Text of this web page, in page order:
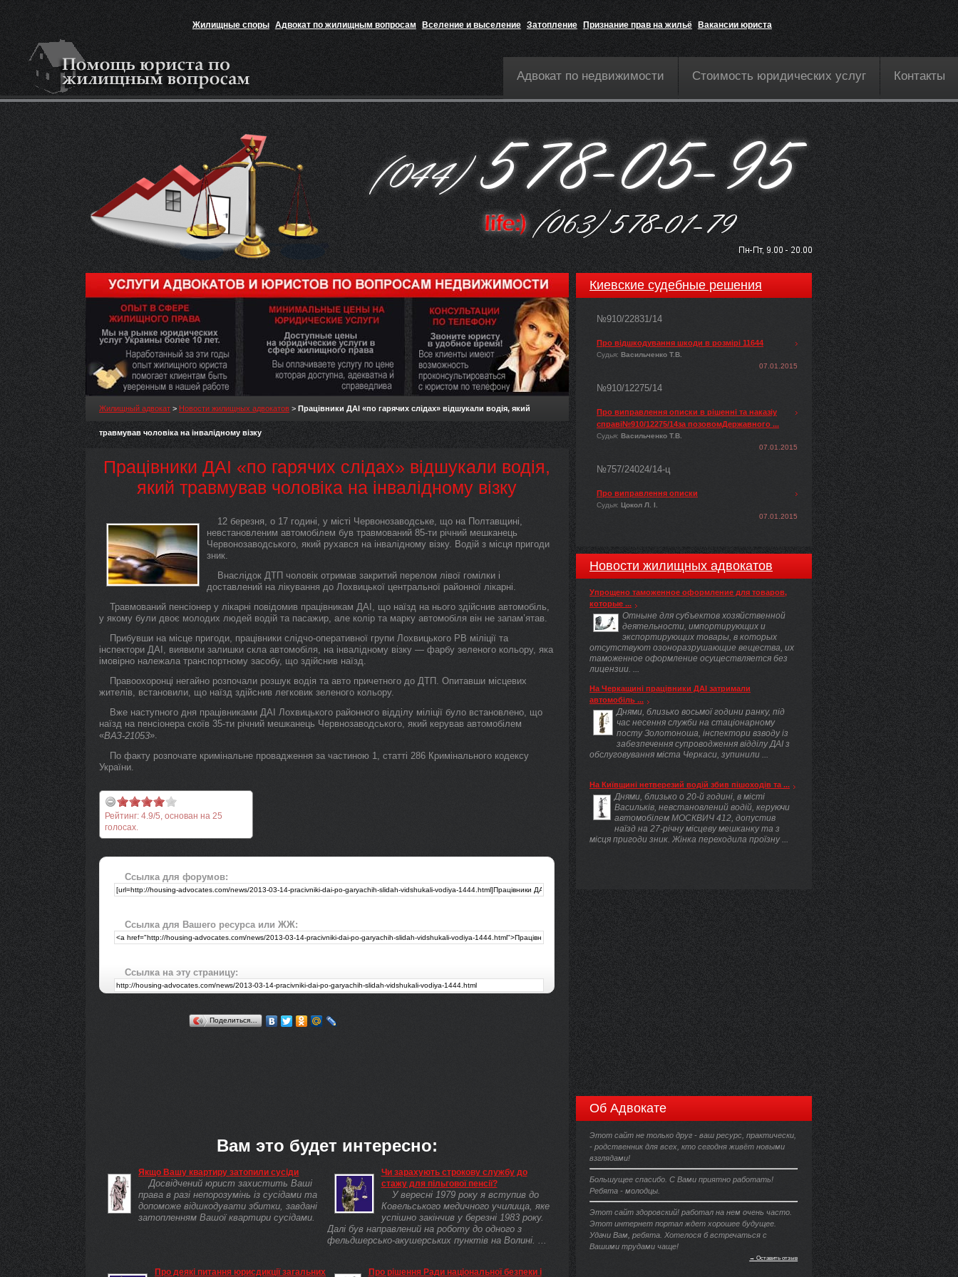
Жилищные споры Адвокат по жилищным вопросам Вселение и выселение Затопление Признание прав на жильё Вакансии юриста
Адвокат по недвижимости Стоимость юридических услуг Контакты
Жилищный адвокат > Новости жилищных адвокатов > Працівники ДАІ «по гарячих слідах» відшукали водія, який
травмував чоловіка на інвалідному візку
Працівники ДАІ «по гарячих слідах» відшукали водія,
який травмував чоловіка на інвалідному візку
12 березня, о 17 годині, у місті Червонозаводське, що на Полтавщині,
невстановленим автомобілем був травмований 85-ти річний мешканець
Червонозаводського, який рухався на інвалідному візку. Водій з місця пригоди
зник.
Внаслідок ДТП чоловік отримав закритий перелом лівої гомілки і
доставлений на лікування до Лохвицької центральної районної лікарні.
Травмований пенсіонер у лікарні повідомив працівникам ДАІ, що наїзд на нього здійснив автомобіль,
у якому були двоє молодих людей водій та пасажир, але колір та марку автомобіля він не запам’ятав.
Прибувши на місце пригоди, працівники слідчо-оперативної групи Лохвицького РВ міліції та
інспектори ДАІ, виявили залишки скла автомобіля, на інвалідному візку — фарбу зеленого кольору, яка
імовірно належала транспортному засобу, що здійснив наїзд.
Правоохоронці негайно розпочали розшук водія та авто причетного до ДТП. Опитавши місцевих
жителів, встановили, що наїзд здійснив легковик зеленого кольору.
Вже наступного дня працівниками ДАІ Лохвицького районного відділу міліції було встановлено, що
наїзд на пенсіонера скоїв 35-ти річний мешканець Червнозаводського, який керував автомобілем
«ВАЗ-21053».
По факту розпочате кримінальне провадження за частиною 1, статті 286 Кримінального кодексу
України.
Рейтинг: 4.9/5, основан на 25
голосах.
Ссылка для форумов:
Ссылка для Вашего ресурса или ЖЖ:
Ссылка на эту страницу:
Поделиться…
Вам это будет интересно:
Якщо Вашу квартиру затопили сусіди
Досвідчений юрист захистить Ваші
права в разі непорозумінь із сусідами та
допоможе відшкодувати збитки, завдані
затопленням Вашої квартири сусідами.
Про деякі питання юрисдикції загальних
Чи зарахують строкову службу до
стажу для пільгової пенсії?
У вересні 1979 року я вступив до
Ковельського медичного училища, яке
успішно закінчив у березні 1983 року.
Далі був направлений на роботу до одного з
фельдшерсько-акушерських пунктів на Волині. ...
Про рішення Ради національної безпеки і
Киевские судебные решения
№910/22831/14
Про відшкодування шкоди в розмірі 11644
Судья: Васильченко Т.В.
07.01.2015
№910/12275/14
Про виправлення описки в рішенні та наказіу
справі№910/12275/14за позовомДержавного ...
Судья: Васильченко Т.В.
07.01.2015
№757/24024/14-ц
Про виправлення описки
Судья: Цокол Л. І.
07.01.2015
Новости жилищных адвокатов
Упрощено таможенное оформление для товаров,
которые ...
Отныне для субъектов хозяйственной
деятельности, импортирующих и
экспортирующих товары, в которых
отсутствуют озоноразрушающие вещества, их
таможенное оформление осуществляется без
лицензии. ...
На Черкащині працівники ДАІ затримали
автомобіль ...
Днями, близько восьмої години ранку, під
час несення служби на стаціонарному
посту Золотоноша, інспектори взводу із
забезпечення супроводження відділу ДАІ з
обслуговування міста Черкаси, зупинили ...
На Київщині нетверезий водій збив пішоходів та ...
Днями, близько о 20-й годині, в місті
Васильків, невстановлений водій, керуючи
автомобілем МОСКВИЧ 412, допустив
наїзд на 27-річну місцеву мешканку та з
місця пригоди зник. Жінка переходила проїзну ...
Об Адвокате
Этот сайт не только друг - ваш ресурс, практически,
- родственник для всех, кто сегодня живёт новыми
взглядами!
Большущее спасибо. С Вами приятно работать!
Ребята - молодцы.
Этот сайт здоровский! работал на нем очень часто.
Этот интернет портал ждет хорошее будущее.
Удачи Вам, ребята. Хотелося б встречаться с
Вашими трудами чаще!
→ Оставить отзыв